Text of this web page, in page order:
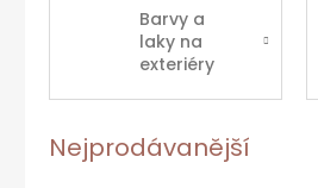
Barvy a
laky na
exteriéry
Nejprodávanější